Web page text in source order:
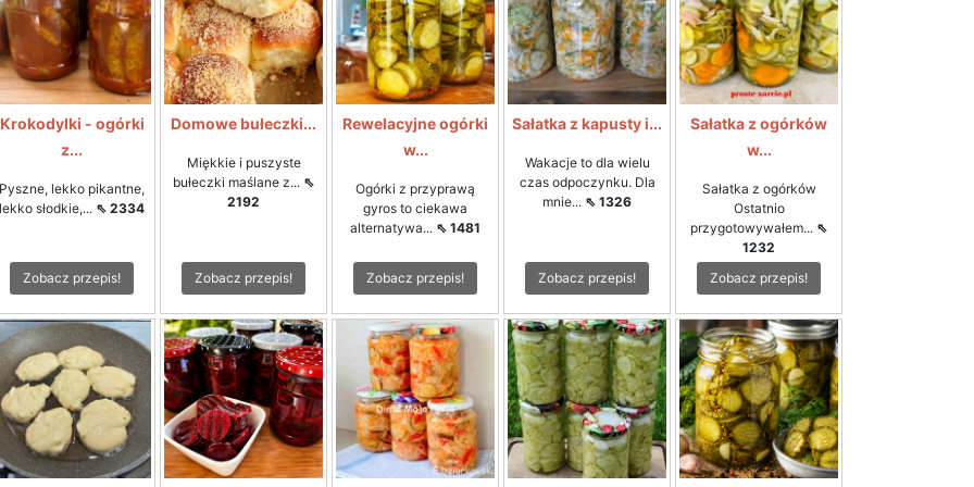
Krokodylki - ogórki
z...
Pyszne, lekko pikantne,
lekko słodkie,... ⇖ 2334
Zobacz przepis!
Domowe bułeczki...
Miękkie i puszyste
bułeczki maślane z... ⇖
2192
Zobacz przepis!
Rewelacyjne ogórki
w...
Ogórki z przyprawą
gyros to ciekawa
alternatywa... ⇖ 1481
Zobacz przepis!
Sałatka z kapusty i...
Wakacje to dla wielu
czas odpoczynku. Dla
mnie... ⇖ 1326
Zobacz przepis!
Sałatka z ogórków
w...
Sałatka z ogórków
Ostatnio
przygotowywałem... ⇖
1232
Zobacz przepis!